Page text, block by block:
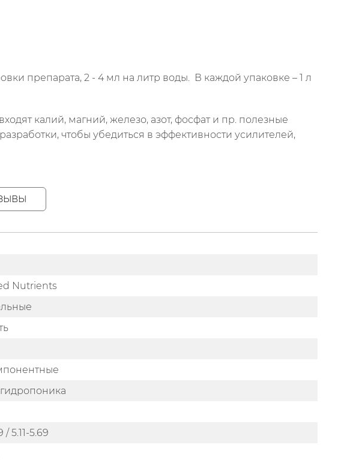
препарата, 2 - 4 мл на литр воды. В каждой упаковке – 1 л
калий, магний, железо, азот, фосфат и пр. полезные
чтобы убедиться в эффективности усилителей,
Nutrients
/ 5.11-5.69